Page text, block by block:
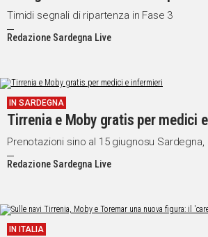
Timidi segnali di ripartenza in Fase 3
Redazione Sardegna Live
IN SARDEGNA
Tirrenia e Moby gratis per medici
Prenotazioni sino al 15 giugnosu Sardegna,
Redazione Sardegna Live
IN ITALIA